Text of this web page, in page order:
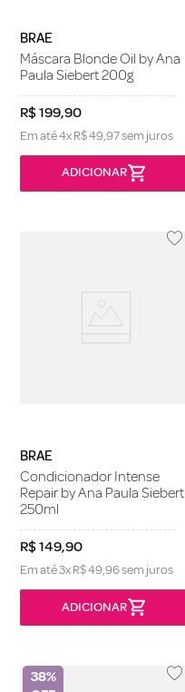
BRAE
Máscara Blonde Oil by Ana
Paula Siebert 200g
R$199,90
Em até4xR$49,97sem juros
BRAE
Condicionador Intense
Repair by Ana Paula Siebert
250ml
R$149,90
Em até3xR$49,96sem juros
38%